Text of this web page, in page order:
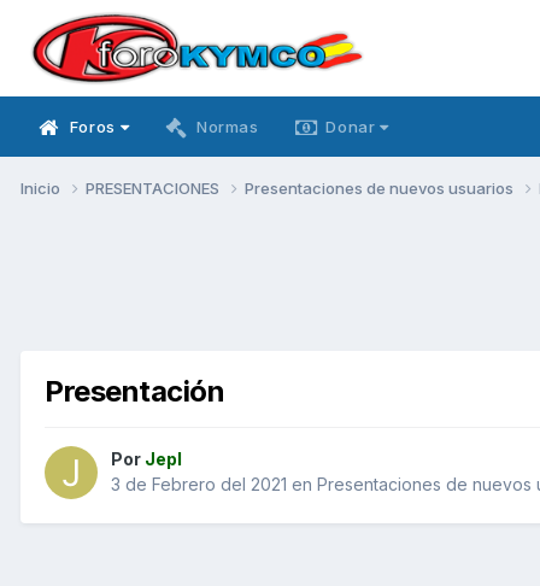
Foros Normas Donar
Inicio PRESENTACIONES Presentaciones de nuevos usuarios
Presentación
Por Jepl
3 de Febrero del 2021 en Presentaciones de nuevos